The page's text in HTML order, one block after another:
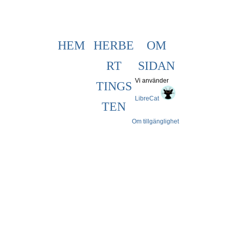
HEM
HERBE
RT
TINGS
TEN
OM
SIDAN
Om tillgänglighet
Vi använder
LibreCat